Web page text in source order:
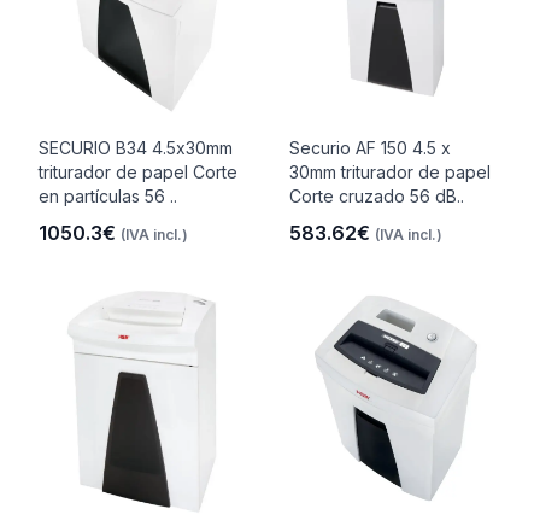
SECURIO B34 4.5x30mm
triturador de papel Corte
en partículas 56 ..
1050.3€ (IVA incl.)
Securio AF 150 4.5 x
30mm triturador de papel
Corte cruzado 56 dB..
583.62€ (IVA incl.)